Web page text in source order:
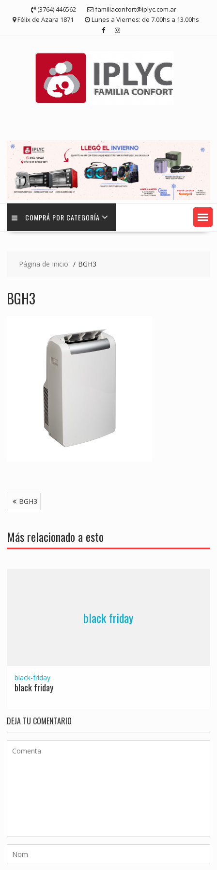
contenido
(3764) 446562
familiaconfort@iplyc.com.ar
Félix de Azara 1871
Lunes a Viernes: de 7.00hs a 13.00hs
COMPRÁ POR CATEGORÍA
Página de Inicio BGH3
BGH3
Navegación
de
BGH3
Más relacionado a esto
black friday
black-friday
black friday
DEJA TU COMENTARIO